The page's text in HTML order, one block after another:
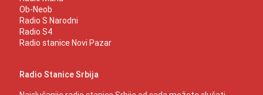
Ob-Neob
Radio S Narodni
Radio S4
Radio stanice Novi Pazar
Radio Stanice Srbija